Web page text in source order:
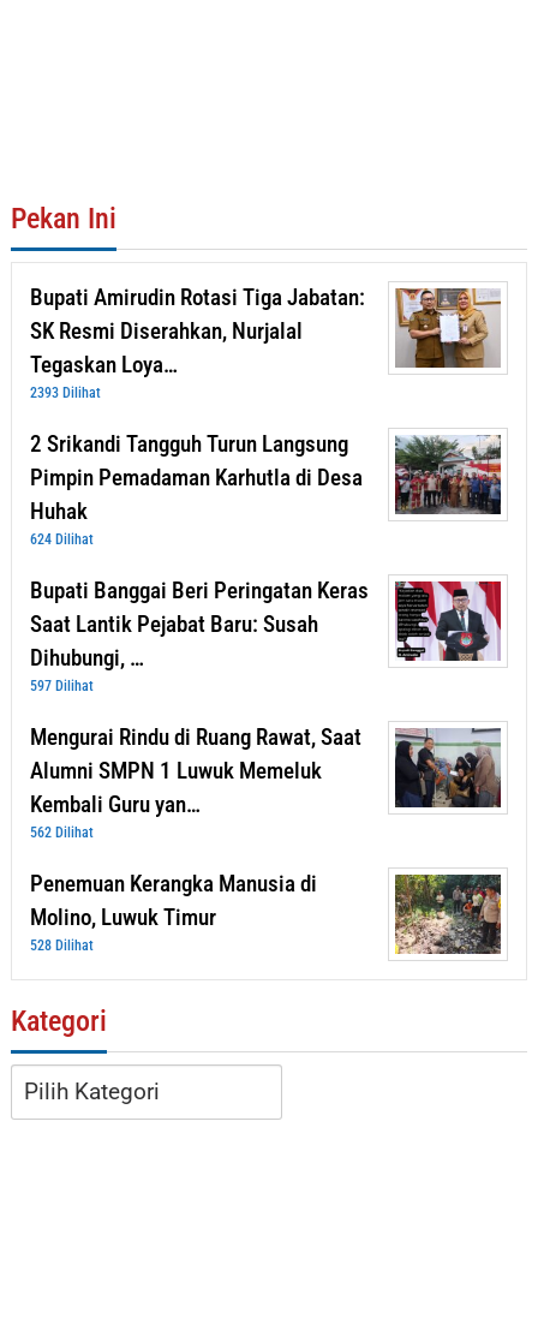
Pekan Ini
Bupati Amirudin Rotasi Tiga Jabatan:
SK Resmi Diserahkan, Nurjalal
Tegaskan Loya…
2393 Dilihat
2 Srikandi Tangguh Turun Langsung
Pimpin Pemadaman Karhutla di Desa
Huhak
624 Dilihat
Bupati Banggai Beri Peringatan Keras
Saat Lantik Pejabat Baru: Susah
Dihubungi, …
597 Dilihat
Mengurai Rindu di Ruang Rawat, Saat
Alumni SMPN 1 Luwuk Memeluk
Kembali Guru yan…
562 Dilihat
Penemuan Kerangka Manusia di
Molino, Luwuk Timur
528 Dilihat
Kategori
Kategori